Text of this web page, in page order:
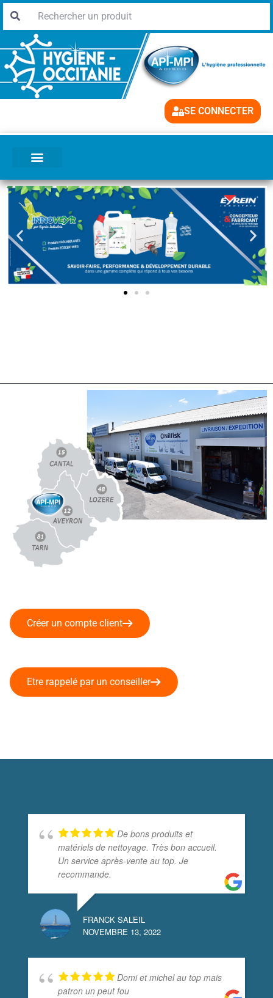
SE CONNECTER
Créer un compte client
Etre rappelé par un conseiller
De bons produits et
matériels de nettoyage. Très bon accueil.
Un service après-vente au top. Je
recommande.
FRANCK SALEIL
NOVEMBRE 13, 2022
Domi et michel au top mais
patron un peut fou